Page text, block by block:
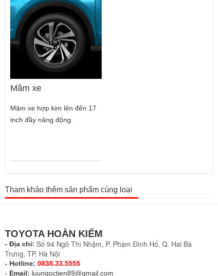
Mâm xe
Mâm xe hợp kim lên đến 17
inch đầy năng động.
Tham khảo thêm sản phẩm cùng loại
TOYOTA HOÀN KIẾM
- Địa chỉ: Số 94 Ngô Thì Nhậm, P. Phạm Đình Hổ, Q. Hai Bà
Trưng, TP. Hà Nội
- Hotline: 0838.33.5555
- Email: luungoctien89@gmail.com